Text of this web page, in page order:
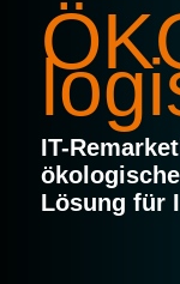
IT-
Lösung für